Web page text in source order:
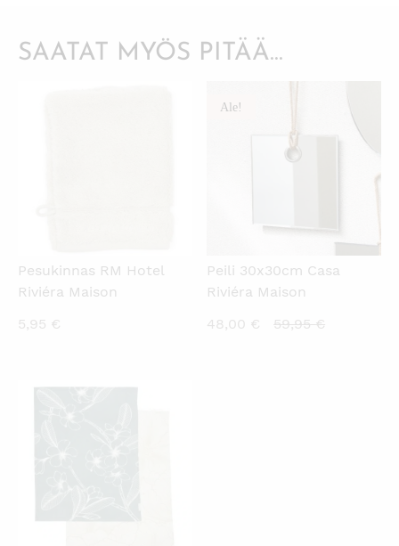
SAATAT MYÖS PITÄÄ...
Pesukinnas RM Hotel
Riviéra Maison
5,95 €
Ale!
Peili 30x30cm Casa
Riviéra Maison
48,00 €
Nykyinen
59,95€